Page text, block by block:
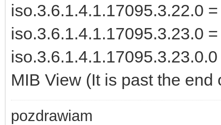
iso.3.6.1.4.1.17095.3.22.0
iso.3.6.1.4.1.17095.3.23.0
MIB View (It is past the end
pozdrawiam